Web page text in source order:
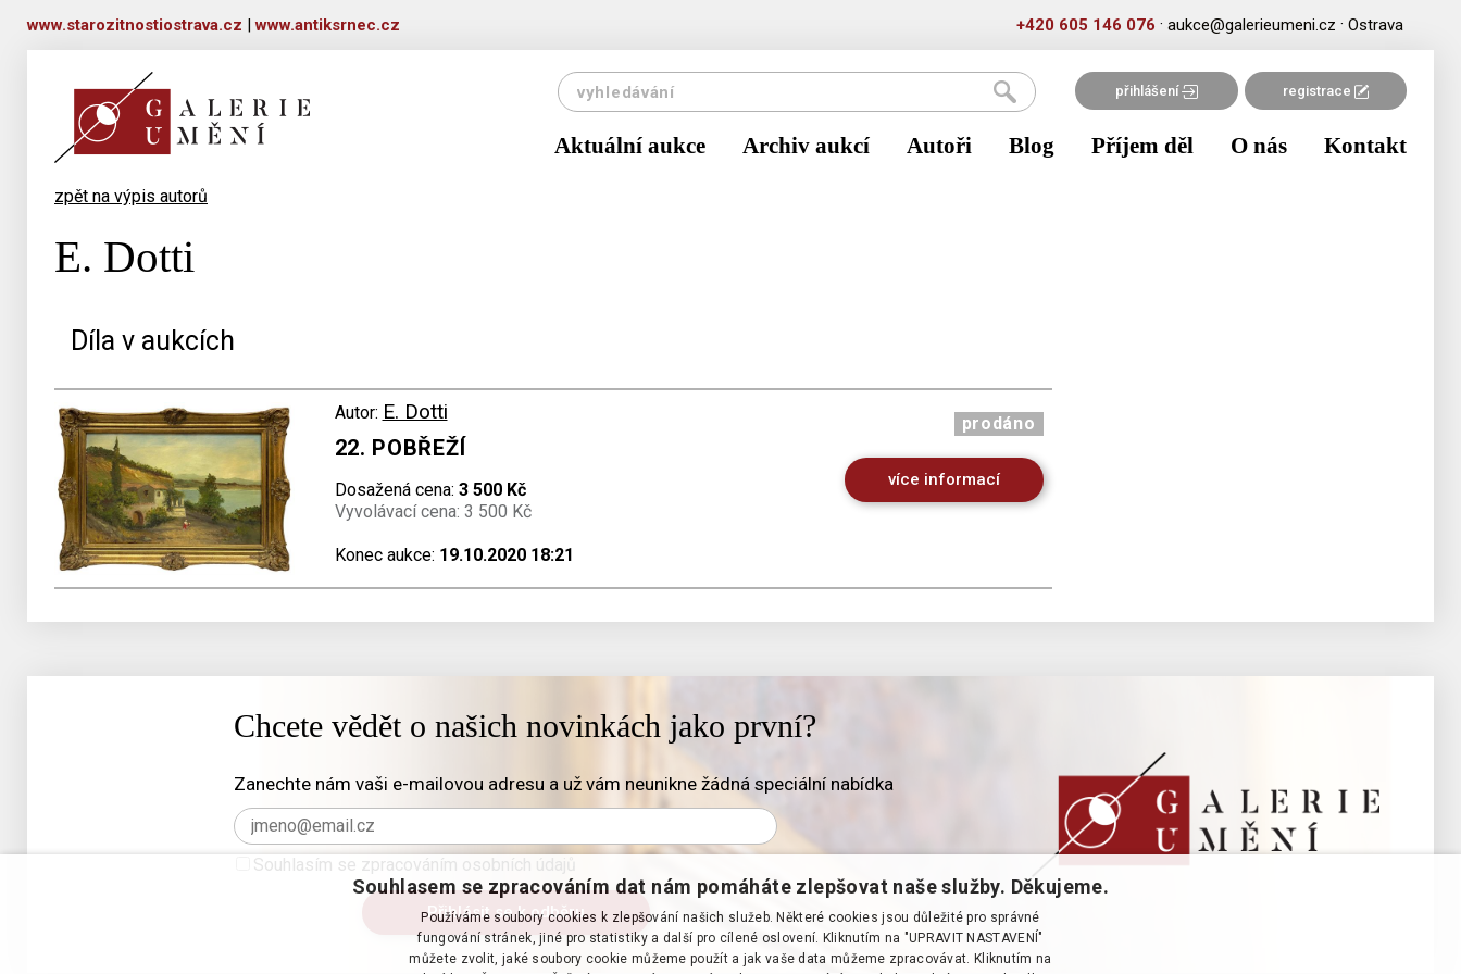
www.starozitnostiostrava.cz |www.antiksrnec.cz +420 605 146 076 · aukce@galerieumeni.cz · Ostrava
přihlášení registrace
Aktuální aukce Archiv aukcí Autoři Blog Příjem děl O nás Kontakt
zpět na výpis autorů
E. Dotti
Díla v aukcích
Autor: E. Dotti
22. POBŘEŽÍ
Dosažená cena: 3 500 Kč
Vyvolávací cena: 3 500 Kč
Konec aukce: 19.10.2020 18:21
prodáno
více informací
Chcete vědět o našich novinkách jako první?
Zanechte nám vaši e-mailovou adresu a už vám neunikne žádná speciální nabídka
Souhlasím se zpracováním osobních údajů
Souhlasem se zpracováním dat nám pomáháte zlepšovat naše služby. Děkujeme.
Používáme soubory cookies k zlepšování našich služeb. Některé cookies jsou důležité pro správné
fungování stránek, jiné pro statistiky a další pro cílené oslovení. Kliknutím na "UPRAVIT NASTAVENÍ"
můžete zvolit, jaké soubory cookie můžeme použít a jak vaše data můžeme zpracovávat. Kliknutím na